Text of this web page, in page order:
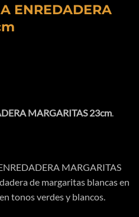
ENREDADERA
MARGARITAS 23cm.
MARGARITAS
de margaritas blancas en
tonos verdes y blancos.